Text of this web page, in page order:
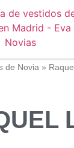
de Novia »